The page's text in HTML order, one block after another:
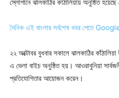
স্লোগানে ঝালকাঠির কাঠালিয়ায় অনুষ্ঠিত
দৈনিক এই বাংলার সর্বশেষ খবর পেতে
২২ অক্টোবর বুধবার সকালে ঝালকাঠির
এ ভেলা বাইচ অনুষ্ঠিত হয়। আওরাবুনিয়া
প্রতিযোগিতার আয়োজন করেন।